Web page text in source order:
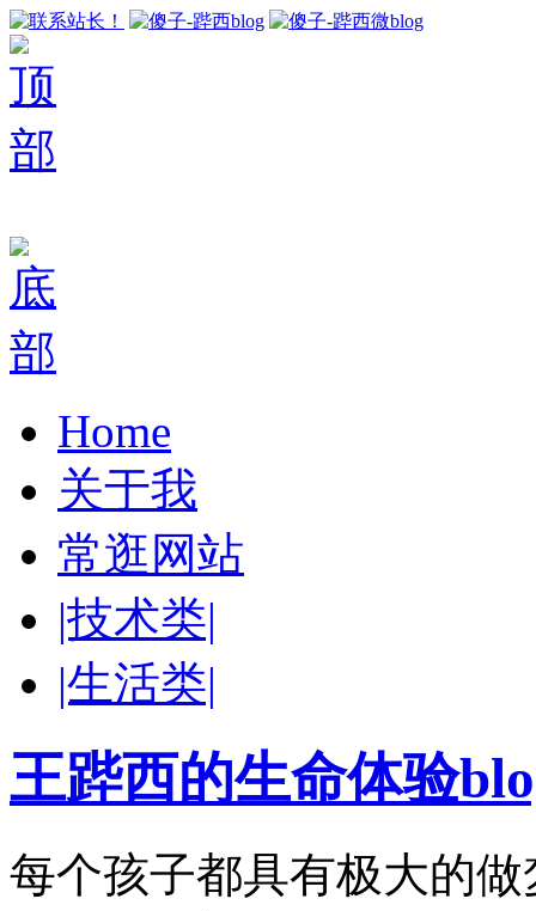
Home
关于我
常逛网站
|技术类|
|生活类|
王跸西的生命体验
每个孩子都具有极大的